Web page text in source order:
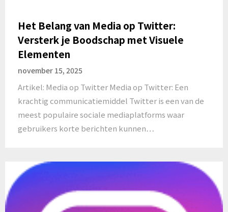
Het Belang van Media op Twitter:
Versterk je Boodschap met Visuele
Elementen
november 15, 2025
Artikel: Media op Twitter Media op Twitter: Een
krachtig communicatiemiddel Twitter is een van de
meest populaire sociale mediaplatforms waar
gebruikers korte berichten kunnen…